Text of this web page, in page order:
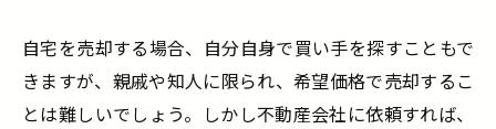
自宅を売却する場合、自分自身で買い手を探すこともで
きますが、親戚や知人に限られ、希望価格で売却するこ
とは難しいでしょう。しかし不動産会社に依頼すれば、